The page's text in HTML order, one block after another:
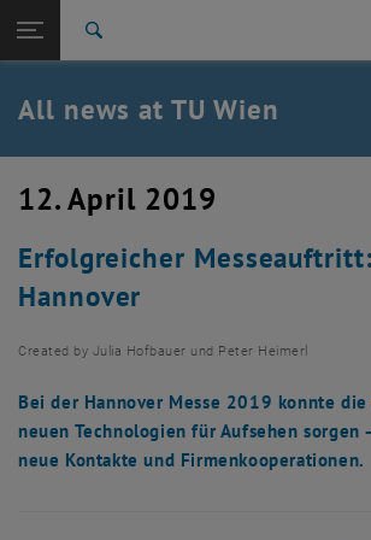
TU Login
Quicklinks
Toggle quicklinks menu
Studies
Career
Back: list subpages of parent page TU Wien
Back to:
TU Wien Homepage
Overview
All news at TU Wien
12. April 2019
Erfolgreicher
Hannover
Created by Julia Hofbauer und Peter Heimerl
Bei der Hannover Messe 2019 konnte
neuen Technologien für Aufsehen sorgen
neue Kontakte und Firmenkooperationen.